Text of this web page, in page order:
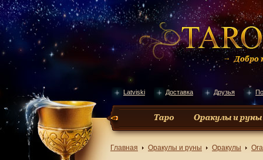
Latviski Доставка Друзья
Главная Оракулы и руны Оракулы